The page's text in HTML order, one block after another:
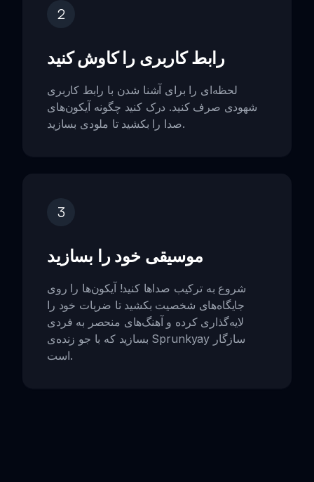
2
رابط کاربری را کاوش کنید
لحظه‌ای را برای آشنا شدن با رابط کاربری
شهودی صرف کنید. درک کنید چگونه آیکون‌های
صدا را بکشید تا ملودی بسازید.
3
موسیقی خود را بسازید
شروع به ترکیب صداها کنید! آیکون‌ها را روی
جایگاه‌های شخصیت بکشید تا ضربات خود را
لایه‌گذاری کرده و آهنگ‌های منحصر به فردی
بسازید که با جو زنده‌ی Sprunkyay سازگار
است.